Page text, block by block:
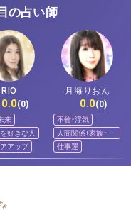
の占い師
RIO
0.0(0)
来
好きな人
アップ
月海りおん
0.0(0)
不倫・浮気
人間関係（家族・友
人）
仕事運